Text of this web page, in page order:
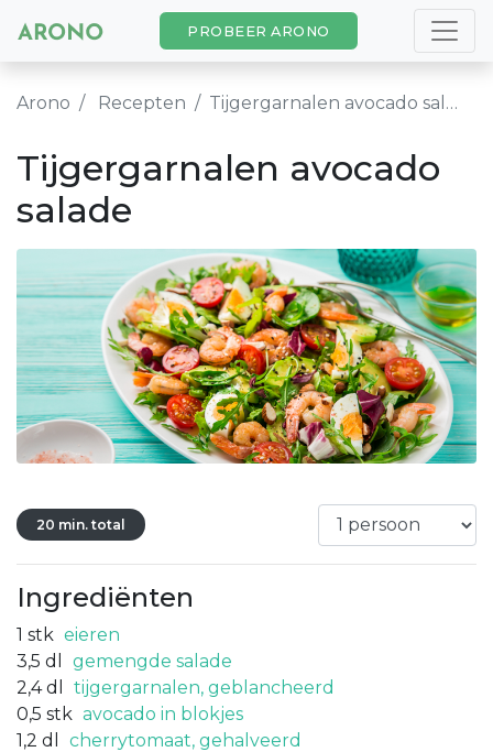
PROBEER ARONO
Arono Recepten Tijgergarnalen avocado salade
Tijgergarnalen avocado
salade
20 min. total
Ingrediënten
1 stk eieren
3,5 dl
gemengde salade
2,4 dl
tijgergarnalen, geblancheerd
0,5 stk avocado in blokjes
1,2 dl
cherrytomaat, gehalveerd